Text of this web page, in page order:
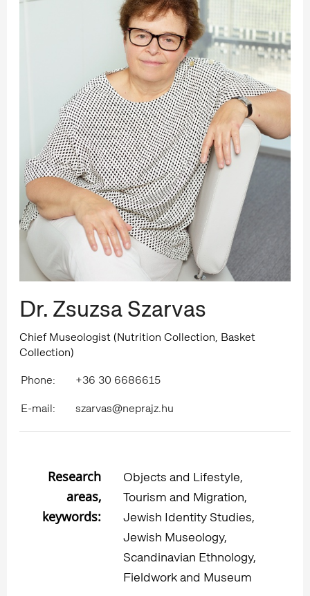
Dr. Zsuzsa Szarvas
Chief Museologist (Nutrition Collection, Basket
Collection)
Phone:
+36 30 6686615
E-mail:
szarvas@neprajz.hu
Research
areas,
keywords:
Objects and Lifestyle,
Tourism and Migration,
Jewish Identity Studies,
Jewish Museology,
Scandinavian Ethnology,
Fieldwork and Museum